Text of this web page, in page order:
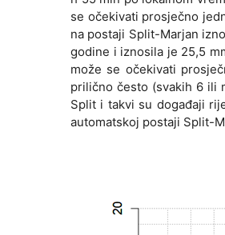
se očekivati prosječno
na postaji Split-Marjan
godine i iznosila je 25,5
može se očekivati
prilično često (svakih 6 ili
Split i takvi su događaji
automatskoj postaji Split-